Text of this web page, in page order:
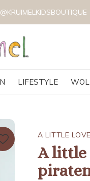
LIFESTYLE WOL
A LITTLE
A little